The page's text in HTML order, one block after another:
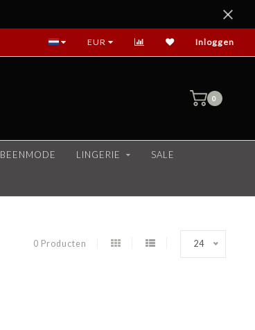
EUR Inloggen
0
BEENMODE LINGERIE SALE
0 Producten 24